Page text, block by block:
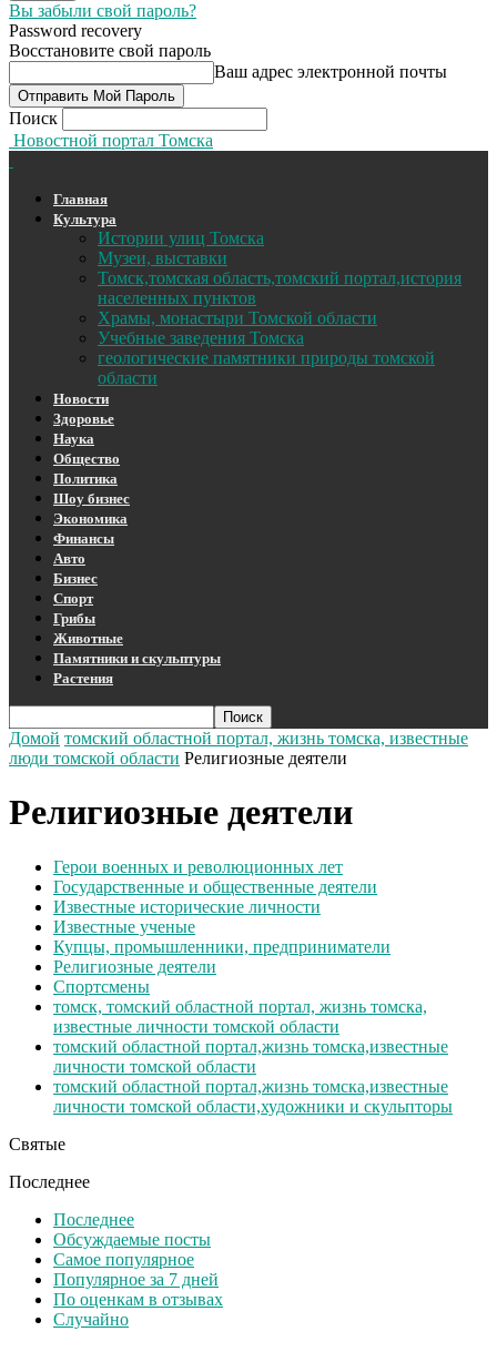
Вы забыли свой пароль?
Password recovery
Восстановите свой пароль
Ваш адрес электронной почты
Поиск
Новостной портал Томска
Главная
Культура
Истории улиц Томска
Музеи, выставки
Томск,томская область,томский портал,история
населенных пунктов
Храмы, монастыри Томской области
Учебные заведения Томска
геологические памятники природы томской
области
Новости
Здоровье
Наука
Общество
Политика
Шоу бизнес
Экономика
Финансы
Авто
Бизнес
Спорт
Грибы
Животные
Памятники и скульптуры
Растения
Домой томский областной портал, жизнь томска, известные
люди томской области Религиозные деятели
Религиозные деятели
Герои военных и революционных лет
Государственные и общественные деятели
Известные исторические личности
Известные ученые
Купцы, промышленники, предприниматели
Религиозные деятели
Спортсмены
томск, томский областной портал, жизнь томска,
известные личности томской области
томский областной портал,жизнь томска,известные
личности томской области
томский областной портал,жизнь томска,известные
личности томской области,художники и скульпторы
Святые
Последнее
Последнее
Обсуждаемые посты
Самое популярное
Популярное за 7 дней
По оценкам в отзывах
Случайно